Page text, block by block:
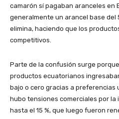
camarón sí pagaban aranceles en
generalmente un arancel base del
elimina, haciendo que los
competitivos.
Parte de la confusión surge
productos ecuatorianos
bajo o cero gracias a preferencias
hubo tensiones comerciales por la
hasta el 15 %, que luego fueron